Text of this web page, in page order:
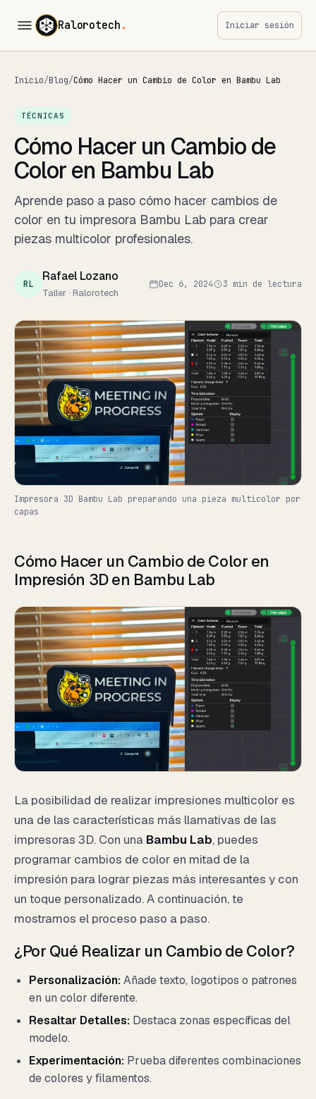
Ralorotech . Iniciar sesión
Inicio/Blog/Cómo Hacer un Cambio de Color en Bambu Lab
TÉCNICAS
Cómo Hacer un Cambio de
Color en Bambu Lab
Aprende paso a paso cómo hacer cambios de
color en tu impresora Bambu Lab para crear
piezas multicolor profesionales.
RL
Rafael Lozano
Taller · Ralorotech
Dec 6, 2024 3 min de lectura
Impresora 3D Bambu Lab preparando una pieza multicolor por
capas
Cómo Hacer un Cambio de Color en
Impresión 3D en Bambu Lab
La posibilidad de realizar impresiones multicolor es
una de las características más llamativas de las
impresoras 3D. Con una Bambu Lab, puedes
programar cambios de color en mitad de la
impresión para lograr piezas más interesantes y con
un toque personalizado. A continuación, te
mostramos el proceso paso a paso.
¿Por Qué Realizar un Cambio de Color?
Personalización:Añade texto, logotipos o patrones
en un color diferente.
Resaltar Detalles:Destaca zonas específicas del
modelo.
Experimentación:Prueba diferentes combinaciones
de colores y filamentos.